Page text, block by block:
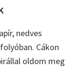
nedves
Cákon
oldom meg